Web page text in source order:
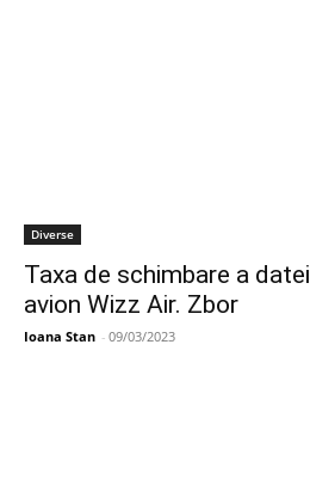
Diverse
Taxa de schimbare a
avion Wizz Air. Zbor
Ioana Stan - 09/03/2023